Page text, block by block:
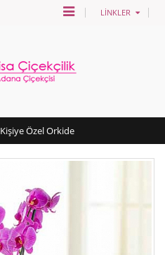
LINKLER
Kişiye Özel Orkide